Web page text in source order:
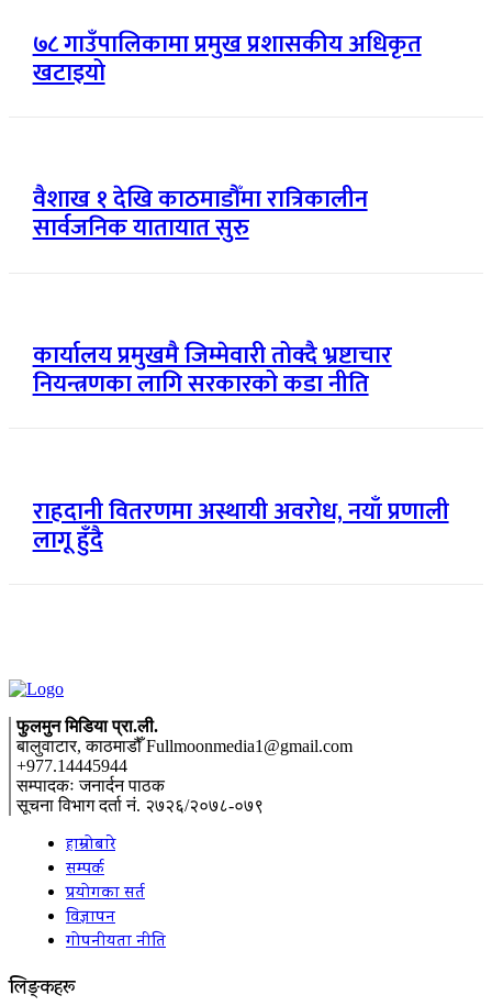
७८ गाउँपालिकामा प्रमुख प्रशासकीय अधिकृत
खटाइयो
वैशाख १ देखि काठमाडौँमा रात्रिकालीन
सार्वजनिक यातायात सुरु
कार्यालय प्रमुखमै जिम्मेवारी तोक्दै भ्रष्टाचार
नियन्त्रणका लागि सरकारको कडा नीति
राहदानी वितरणमा अस्थायी अवरोध, नयाँ प्रणाली
लागू हुँदै
फुलमुन मिडिया प्रा.ली.
बालुवाटार, काठमाडौँ Fullmoonmedia1@gmail.com
+977.14445944
सम्पादकः जनार्दन पाठक
सूचना विभाग दर्ता नं. २७२६/२०७८-०७९
हाम्रोबारे
सम्पर्क
प्रयोगका सर्त
विज्ञापन
गोपनीयता नीति
लिङ्कहरू